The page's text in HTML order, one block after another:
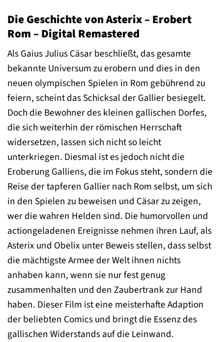
Die Geschichte von Asterix – Erobert
Rom – Digital Remastered
Als Gaius Julius Cäsar beschließt, das gesamte
bekannte Universum zu erobern und dies in den
neuen olympischen Spielen in Rom gebührend zu
feiern, scheint das Schicksal der Gallier besiegelt.
Doch die Bewohner des kleinen gallischen Dorfes,
die sich weiterhin der römischen Herrschaft
widersetzen, lassen sich nicht so leicht
unterkriegen. Diesmal ist es jedoch nicht die
Eroberung Galliens, die im Fokus steht, sondern die
Reise der tapferen Gallier nach Rom selbst, um sich
in den Spielen zu beweisen und Cäsar zu zeigen,
wer die wahren Helden sind. Die humorvollen und
actiongeladenen Ereignisse nehmen ihren Lauf, als
Asterix und Obelix unter Beweis stellen, dass selbst
die mächtigste Armee der Welt ihnen nichts
anhaben kann, wenn sie nur fest genug
zusammenhalten und den Zaubertrank zur Hand
haben. Dieser Film ist eine meisterhafte Adaption
der beliebten Comics und bringt die Essenz des
gallischen Widerstands auf die Leinwand.